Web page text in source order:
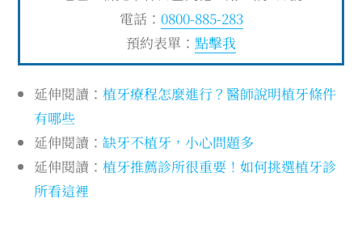
電話： 0800-885-283
預約表單： 點擊我
延伸閱讀：植牙療程怎麼進行？醫師說明植牙條件
有哪些
延伸閱讀：缺牙不植牙，小心問題多
延伸閱讀：植牙推薦診所很重要！如何挑選植牙診
所看這裡